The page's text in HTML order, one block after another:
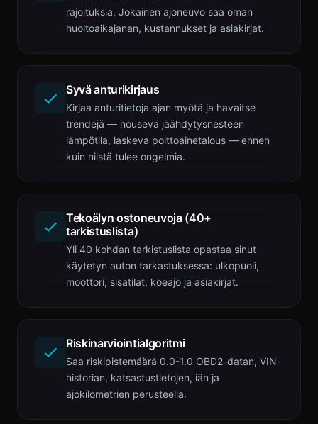
rajoituksia. Jokainen ajoneuvo saa oman
huoltoaikajanan, kustannukset ja asiakirjat.
Syvä anturikirjaus
Kirjaa anturitietoja ajan myötä ja havaitse
trendejä — nouseva jäähdytysnesteen
lämpötila, laskeva polttoainetalous — ennen
kuin niistä tulee ongelmia.
Tekoälyn ostoneuvoja (40+
tarkistuslista)
Yli 40 kohdan tarkistuslista opastaa sinut
käytetyn auton tarkastuksessa: ulkopuoli,
moottori, sisätilat, koeajo ja asiakirjat.
Riskinarviointialgoritmi
Saa riskipistemäärä 0.0-1.0 OBD2-datan, VIN-
historian, katsastustietojen, iän ja
ajokilometrien perusteella.